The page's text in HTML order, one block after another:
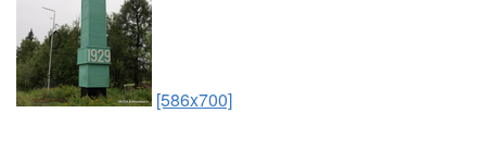
[586x700]